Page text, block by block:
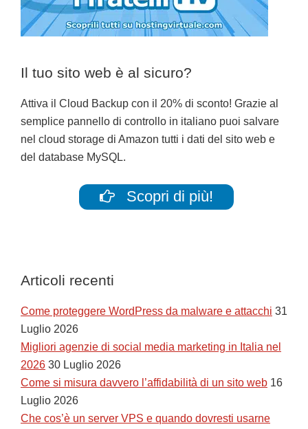
Il tuo sito web è al sicuro?
Attiva il Cloud Backup con il 20% di sconto! Grazie al
semplice pannello di controllo in italiano puoi salvare
nel cloud storage di Amazon tutti i dati del sito web e
del database MySQL.
Scopri di più!
Articoli recenti
Come proteggere WordPress da malware e attacchi 31
Luglio 2026
Migliori agenzie di social media marketing in Italia nel
2026 30 Luglio 2026
Come si misura davvero l’affidabilità di un sito web 16
Luglio 2026
Che cos’è un server VPS e quando dovresti usarne